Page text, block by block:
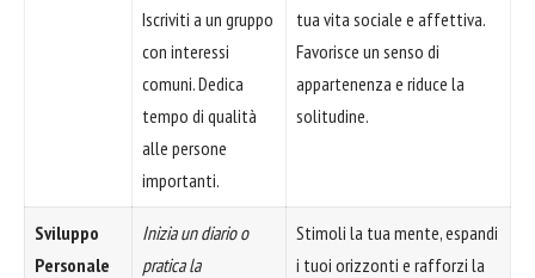
Iscriviti a un gruppo
con interessi
comuni. Dedica
tempo di qualità
alle persone
importanti.
tua vita sociale e affettiva.
Favorisce un senso di
appartenenza e riduce la
solitudine.
Sviluppo
Personale
Inizia un diario o
pratica la
Stimoli la tua mente, espandi
i tuoi orizzonti e rafforzi la